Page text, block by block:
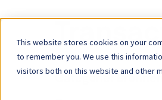
This website stores cookies on your
to remember you. We use this
visitors both on this website and other